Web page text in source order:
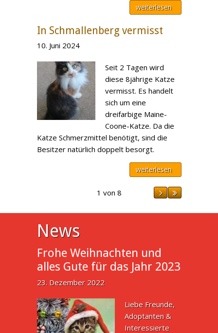
weiterlesen
In Schmallenberg vermisst
10. Juni 2024
Seit 2 Tagen wird
diese 8jährige Katze
vermisst. Es handelt
sich um eine
dreifarbige Maine-
Coone-Katze. Da die
Katze Schmerzmittel benötigt, sind die
Besitzer natürlich doppelt besorgt.
weiterlesen
1 von 8
News
Frohe Weihnachten und
alles Gute für das Jahr 2023
23. Dezember 2022
Liebe Freunde,
Adoptanten &
Interessierte